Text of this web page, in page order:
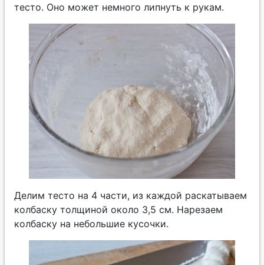
тесто. Оно может немного липнуть к рукам.
Делим тесто на 4 части, из каждой раскатываем
колбаску толщиной около 3,5 см. Нарезаем
колбаску на небольшие кусочки.